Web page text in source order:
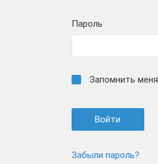
Пароль
Запомнить меня
Забыли пароль?